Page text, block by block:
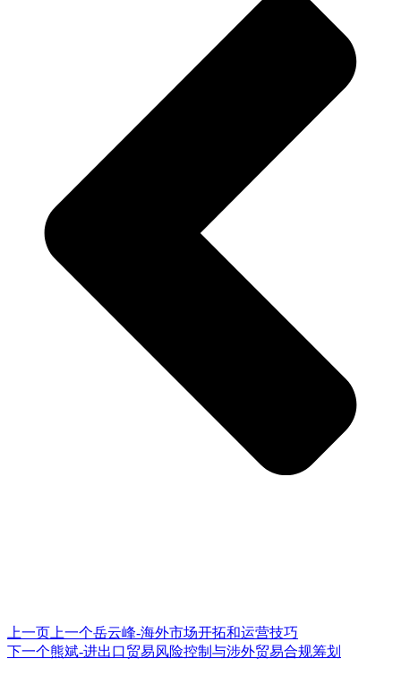
上一页 上一个岳云峰-海外市场开拓和运营技巧
下一个熊斌-进出口贸易风险控制与涉外贸易合规筹划